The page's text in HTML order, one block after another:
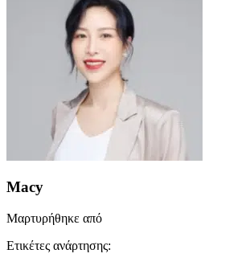
Macy
Μαρτυρήθηκε από
Ετικέτες ανάρτησης: